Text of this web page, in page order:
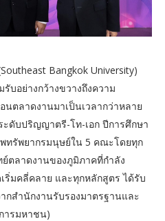
Bangkok University)
บอย่างกว้างขวางถึงความ
ตลาดงานมาเป็นเวลากว่าหลาย
ดับปริญญาตรี-โท-เอก ปีการศึกษา
ทรัพยากรมนุษย์ใน 5 คณะโดยทุก
ตลาดงานของภูมิภาคที่กำลัง
ริ่มคลี่คลาย และทุกหลักสูตร ได้รับ
กสำนักงานรับรองมาตรฐานและ
ารมหาชน)